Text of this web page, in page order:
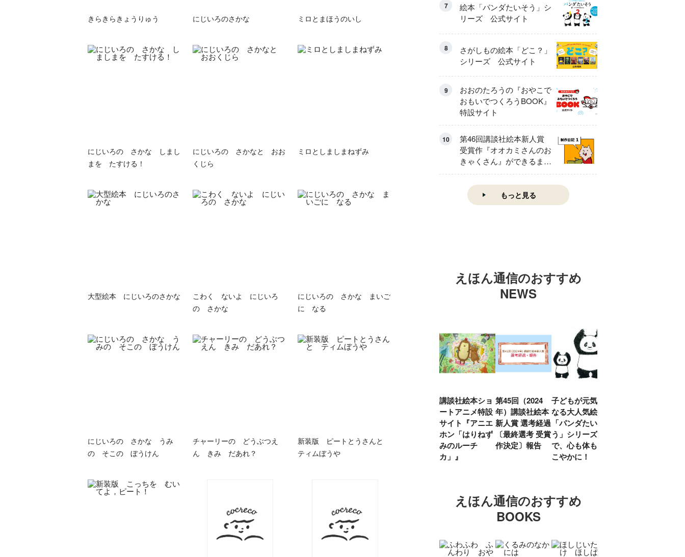
きらきらきょうりゅう にじいろのさかな ミロとまほうのいし
にじいろの さかな しまし
まを たすける！
にじいろの さかなと おお
くじら
ミロとしましまねずみ
大型絵本 にじいろのさかな
こわく ないよ にじいろ
の さかな
にじいろの さかな まいご
に なる
にじいろの さかな うみ
の そこの ぼうけん
チャーリーの どうぶつえ
ん きみ だあれ？
新装版 ピートとうさんと
ティムぼうや
7
絵本「パンダたいそう」シ
リーズ 公式サイト
8
さがしもの絵本「どこ？」
シリーズ 公式サイト
9
おおのたろうの『おやこで
おもいでつくろうBOOK』
特設サイト
10
第46回講談社絵本新人賞
受賞作『オオカミさんのお
きゃくさん』ができるまで
①
もっと見る
えほん通信のおすすめ
NEWS
講談社絵本ショ
ートアニメ特設
サイト『アニエ
ホン「はりねず
みのルーチ
カ」』
第45回（2024
年）講談社絵本
新人賞 選考経過
〔最終選考 受賞
作決定〕報告
子どもが元気に
なる大人気絵本
「パンダたいそ
う」シリーズ
で、心も体もす
こやかに！
えほん通信のおすすめ
BOOKS